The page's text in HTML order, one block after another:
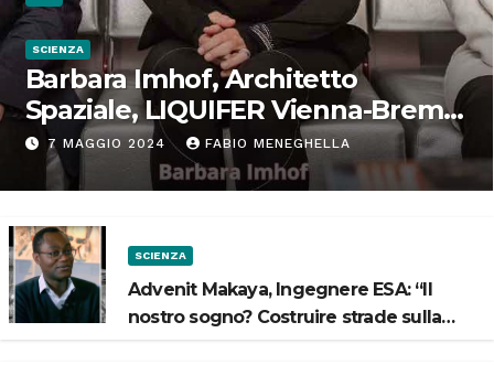
SCIENZA
Barbara Imhof, Architetto
Spaziale, LIQUIFER Vienna-Brema:
“Progettiamo habitat per lo
Spazio”
7 MAGGIO 2024 FABIO MENEGHELLA
SCIENZA
Advenit Makaya, Ingegnere ESA: “Il
nostro sogno? Costruire strade sulla